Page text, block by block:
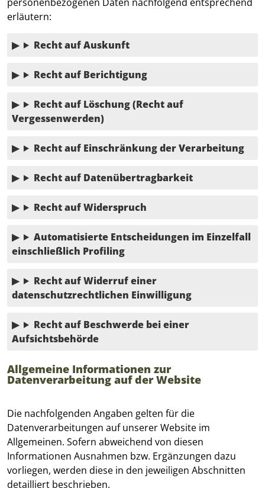
erläutern:
Recht auf Auskunft
Recht auf Berichtigung
Recht auf Löschung (Recht auf
Vergessenwerden)
Recht auf Einschränkung der Verarbeitung
Recht auf Datenübertragbarkeit
Recht auf Widerspruch
Automatisierte Entscheidungen im Einzelfall
einschließlich Profiling
Recht auf Widerruf einer
datenschutzrechtlichen Einwilligung
Recht auf Beschwerde bei einer
Aufsichtsbehörde
Allgemeine Informationen zur
Datenverarbeitung auf der Website
Die nachfolgenden Angaben gelten für die
Datenverarbeitungen auf unserer Website im
Allgemeinen. Sofern abweichend von diesen
Informationen Ausnahmen bzw. Ergänzungen dazu
vorliegen, werden diese in den jeweiligen Abschnitten
detailliert beschrieben.